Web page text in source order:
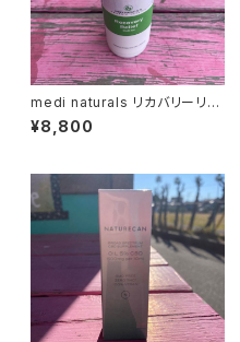
medi naturals リカバリーリリ
ーフロールオン 88ml 1,500m
g CBD配合
¥8,800